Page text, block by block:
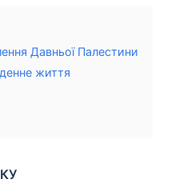
Давньої Палестини
життя